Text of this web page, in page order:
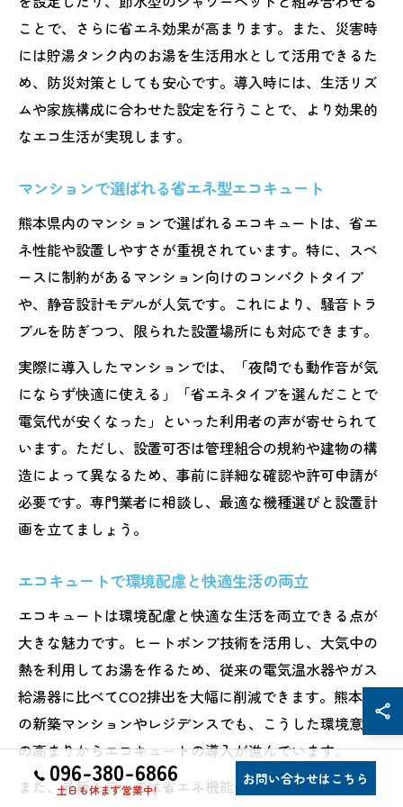
ことで、さらに省エネ効果が高まります。また、災害時
には貯湯タンク内のお湯を生活用水として活用できるた
め、防災対策としても安心です。導入時には、生活リズ
ムや家族構成に合わせた設定を行うことで、より効果的
なエコ生活が実現します。
マンションで選ばれる省エネ型エコキュート
熊本県内のマンションで選ばれるエコキュートは、省エ
ネ性能や設置しやすさが重視されています。特に、スペ
ースに制約があるマンション向けのコンパクトタイプ
や、静音設計モデルが人気です。これにより、騒音トラ
ブルを防ぎつつ、限られた設置場所にも対応できます。
実際に導入したマンションでは、「夜間でも動作音が気
にならず快適に使える」「省エネタイプを選んだことで
電気代が安くなった」といった利用者の声が寄せられて
います。ただし、設置可否は管理組合の規約や建物の構
造によって異なるため、事前に詳細な確認や許可申請が
必要です。専門業者に相談し、最適な機種選びと設置計
画を立てましょう。
エコキュートで環境配慮と快適生活の両立
エコキュートは環境配慮と快適な生活を両立できる点が
大きな魅力です。ヒートポンプ技術を活用し、大気中の
熱を利用してお湯を作るため、従来の電気温水器やガス
給湯器に比べてCO2排出を大幅に削減できます。熊本県
の新築マンションやレジデンスでも、こうした環境意識
の高まりからエコキュートの導入が進んでいます。
また、最新モデルでは省エネ機能や自動お湯はり機能が
096-380-6866
土日も休まず営業中!
お問い合わせはこちら